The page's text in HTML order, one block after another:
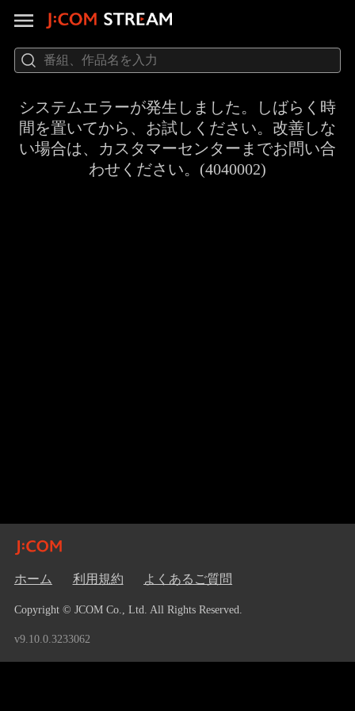
システムエラーが発生しました。しばらく時
間を置いてから、お試しください。改善しな
い場合は、カスタマーセンターまでお問い合
わせください。(4040002)
ホーム 利用規約 よくあるご質問
Copyright © JCOM Co., Ltd. All Rights Reserved.
v9.10.0.3233062